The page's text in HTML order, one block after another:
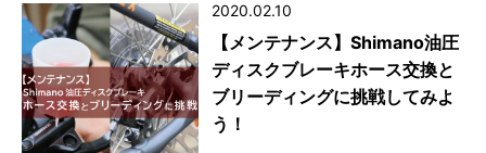
2020.02.10
【メンテナンス】Shimano油圧
ディスクブレーキホース交換と
ブリーディングに挑戦してみよ
う！